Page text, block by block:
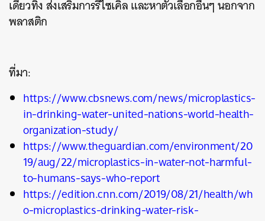
เดียวทิ้ง ส่งเสริมการรีไซเคิล และหาตัวเลือกอื่นๆ นอกจาก
พลาสติก
ที่มา:
https://www.cbsnews.com/news/microplastics-
in-drinking-water-united-nations-world-health-
organization-study/
https://www.theguardian.com/environment/20
19/aug/22/microplastics-in-water-not-harmful-
to-humans-says-who-report
https://edition.cnn.com/2019/08/21/health/wh
o-microplastics-drinking-water-risk-